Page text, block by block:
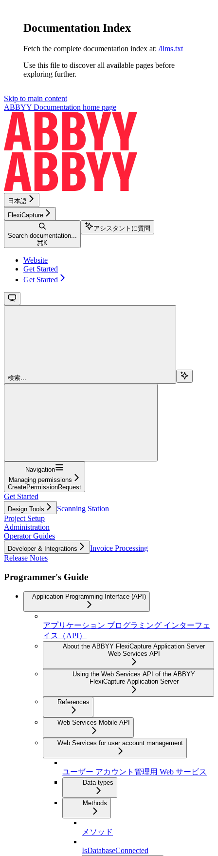
Documentation Index
Fetch the complete documentation index at: /llms.txt
Use this file to discover all available pages before
exploring further.
Skip to main content
ABBYY Documentation home page
日本語
FlexiCapture
Search documentation...
⌘K
アシスタントに質問
Website
Get Started
Get Started
検索...
Navigation
Managing permissions
CreatePermissionRequest
Get Started
Design Tools
Scanning Station
Project Setup
Administration
Operator Guides
Developer & Integrations
Invoice Processing
Release Notes
Programmer's Guide
Application Programming Interface (API)
アプリケーション プログラミング インターフェ
イス（API）
About the ABBYY FlexiCapture Application Server
Web Services API
Using the Web Services API of the ABBYY
FlexiCapture Application Server
References
Web Services Mobile API
Web Services for user account management
ユーザー アカウント管理用 Web サービス
Data types
Methods
メソッド
IsDatabaseConnected